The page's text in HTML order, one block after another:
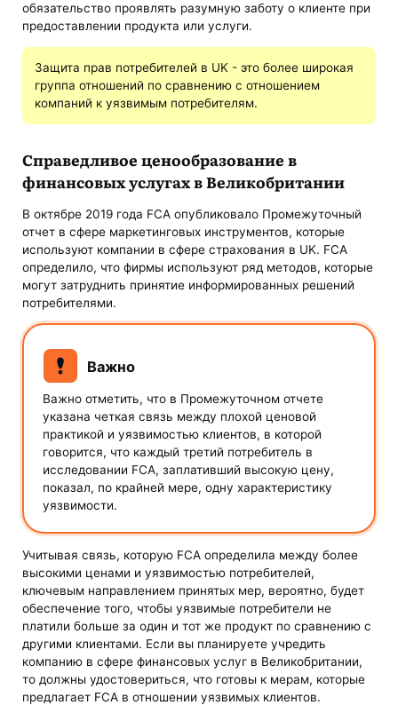
обязательство проявлять разумную заботу о клиенте при
предоставлении продукта или услуги.
Защита прав потребителей в UK - это более широкая
группа отношений по сравнению с отношением
компаний к уязвимым потребителям.
Справедливое ценообразование в
финансовых услугах в Великобритании
В октябре 2019 года FCA опубликовало Промежуточный
отчет в сфере маркетинговых инструментов, которые
используют компании в сфере страхования в UK. FCA
определило, что фирмы используют ряд методов, которые
могут затруднить принятие информированных решений
потребителями.
Важно
Важно отметить, что в Промежуточном отчете
указана четкая связь между плохой ценовой
практикой и уязвимостью клиентов, в которой
говорится, что каждый третий потребитель в
исследовании FCA, заплативший высокую цену,
показал, по крайней мере, одну характеристику
уязвимости.
Учитывая связь, которую FCA определила между более
высокими ценами и уязвимостью потребителей,
ключевым направлением принятых мер, вероятно, будет
обеспечение того, чтобы уязвимые потребители не
платили больше за один и тот же продукт по сравнению с
другими клиентами. Если вы планируете учредить
компанию в сфере финансовых услуг в Великобритании,
то должны удостовериться, что готовы к мерам, которые
предлагает FCA в отношении уязвимых клиентов.